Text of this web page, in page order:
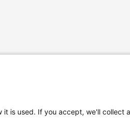
is used. If you accept, we'll collect